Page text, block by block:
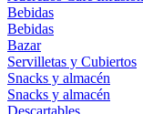
Bebidas
Bebidas
Bazar
Servilletas y Cubiertos
Snacks y almacén
Snacks y almacén
Descartables